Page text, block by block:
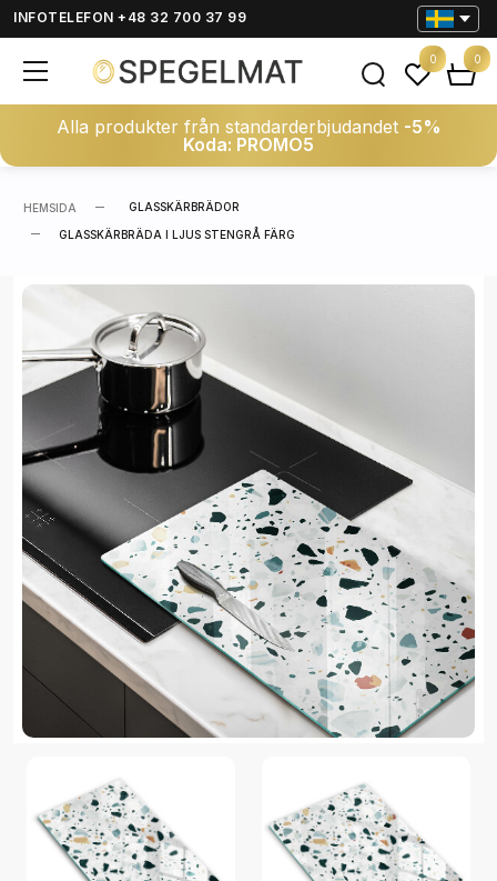
INFOTELEFON +48 32 700 37 99
Alla produkter från standarderbjudandet -5%
Koda: PROMO5
0 0
HEMSIDA GLASSKÄRBRÄDOR
GLASSKÄRBRÄDA I LJUS STENGRÅ FÄRG